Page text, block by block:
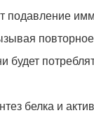
белка и